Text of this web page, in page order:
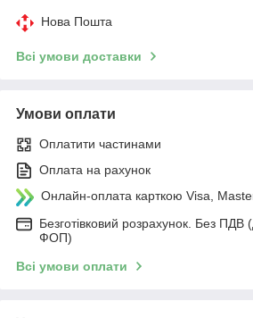
Нова Пошта
Всі умови доставки
Умови оплати
Оплатити частинами
Оплата на рахунок
Онлайн-оплата карткою Visa,
Безготівковий розрахунок. Без ПДВ
ФОП)
Всі умови оплати